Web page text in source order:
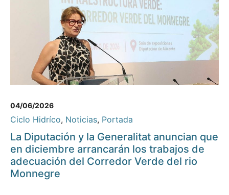
04/06/2026
Ciclo Hidríco, Noticias, Portada
La Diputación y la Generalitat anuncian que
en diciembre arrancarán los trabajos de
adecuación del Corredor Verde del rio
Monnegre